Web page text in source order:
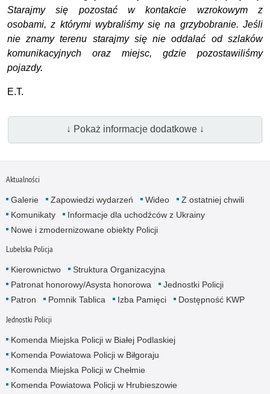
Starajmy się pozostać w kontakcie wzrokowym z
osobami, z którymi wybraliśmy się na grzybobranie. Jeśli
nie znamy terenu starajmy się nie oddalać od szlaków
komunikacyjnych oraz miejsc, gdzie pozostawiliśmy
pojazdy.
E.T.
↓ Pokaż informacje dodatkowe ↓
Aktualności
Galerie Zapowiedzi wydarzeń Wideo
Z ostatniej chwili
Komunikaty
Informacje dla uchodźców z Ukrainy
Nowe i zmodernizowane obiekty Policji
Lubelska Policja
Kierownictwo
Struktura Organizacyjna
Patronat honorowy/Asysta honorowa
Jednostki Policji
Patron
Pomnik Tablica Izba Pamięci Dostępność KWP
Jednostki Policji
Komenda Miejska Policji w Białej Podlaskiej
Komenda Powiatowa Policji w Biłgoraju
Komenda Miejska Policji w Chełmie
Komenda Powiatowa Policji w Hrubieszowie